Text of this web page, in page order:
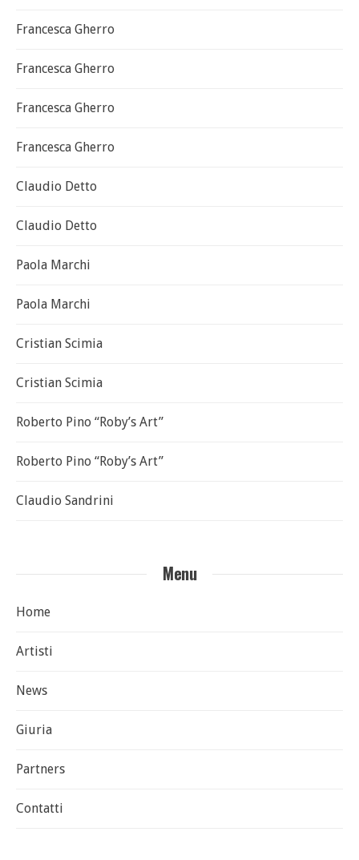
Francesca Gherro
Francesca Gherro
Francesca Gherro
Francesca Gherro
Claudio Detto
Claudio Detto
Paola Marchi
Paola Marchi
Cristian Scimia
Cristian Scimia
Roberto Pino “Roby’s Art”
Roberto Pino “Roby’s Art”
Claudio Sandrini
Menu
Home
Artisti
News
Giuria
Partners
Contatti